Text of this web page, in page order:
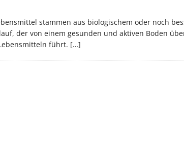
stammen aus biologischem oder noch
der von einem gesunden und aktiven Boden
führt. […]